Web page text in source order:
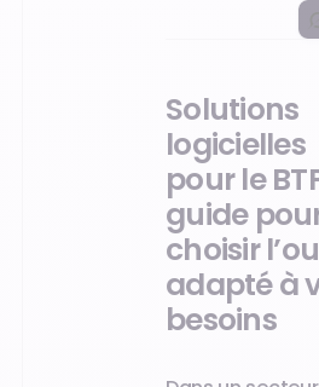
Solutions
logicielles
pour le
guide
choisir
adapté à
besoins